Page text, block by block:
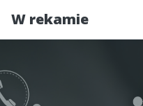
W rekamie